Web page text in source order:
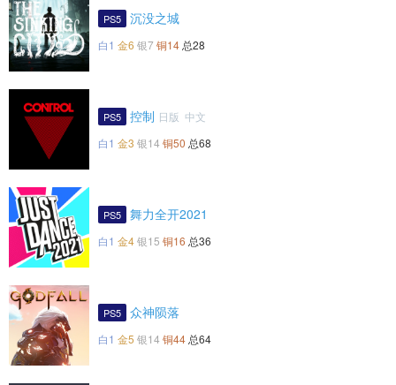
PS5 沉没之城
白1 金6 银7 铜14 总28
PS5 控制 日版 中文
白1 金3 银14 铜50 总68
PS5 舞力全开2021
白1 金4银15 铜16 总36
PS5 众神陨落
白1 金5 银14 铜44 总64